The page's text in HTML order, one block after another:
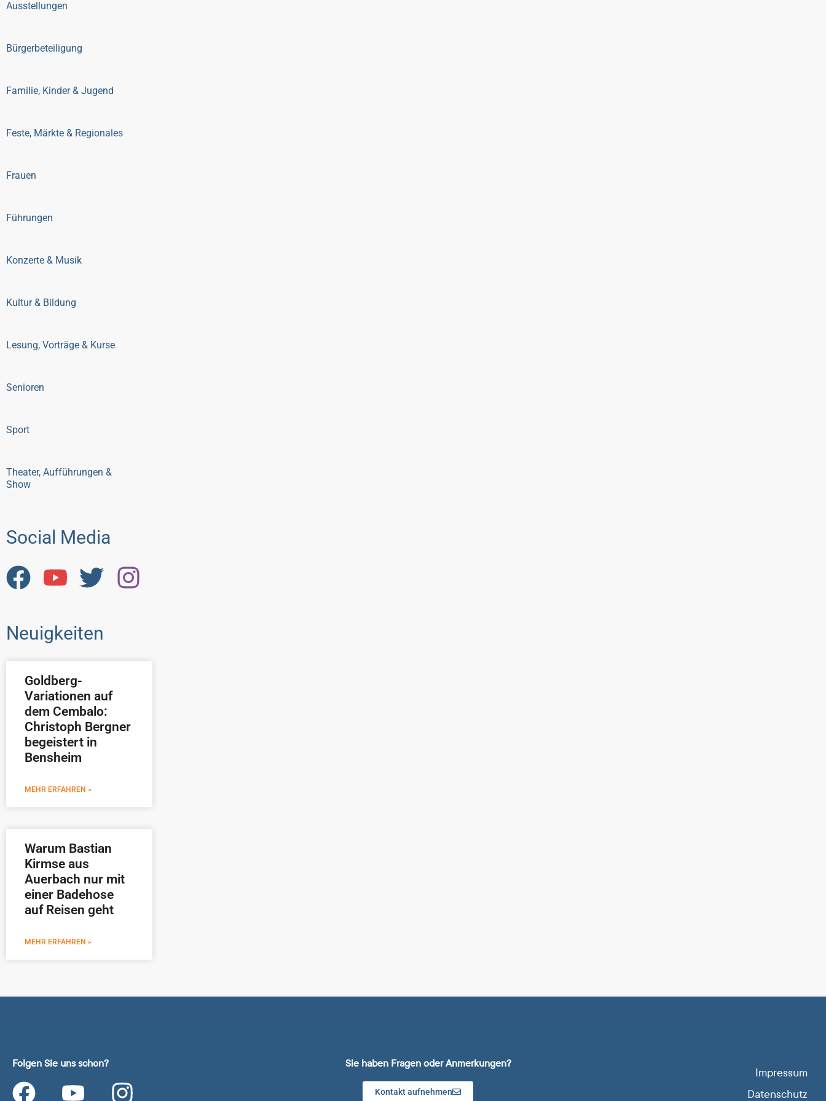
Ausstellungen
Bürgerbeteiligung
Familie, Kinder & Jugend
Feste, Märkte & Regionales
Frauen
Führungen
Konzerte & Musik
Kultur & Bildung
Lesung, Vorträge & Kurse
Senioren
Sport
Theater, Aufführungen &
Show
Social Media
Neuigkeiten
Goldberg-
Variationen auf
dem Cembalo:
Christoph Bergner
begeistert in
Bensheim
MEHR ERFAHREN »
Warum Bastian
Kirmse aus
Auerbach nur mit
einer Badehose
auf Reisen geht
MEHR ERFAHREN »
Folgen Sie uns schon? Sie haben Fragen oder Anmerkungen?
Kontakt aufnehmen
Impressum
Datenschutz